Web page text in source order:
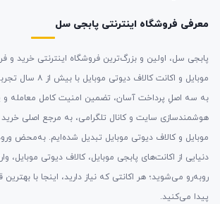
معرفی فروشگاه اینترنتی پابجی سل
پابجی سل، اولین و بزرگ‌ترین فروشگاه اینترنتی خرید و
موبایل و اکانت کالاف
به سه اصلِ پرداخت آسان، تضمین امنیت کامل معامله و
هوشمندسازی سایت و کانال تلگرامی، به مرجع اصلی
موبایل و کالاف دیوتی موبایل تبدیل شده‌ایم. به‌محض
دنیایی از اکانت‌های پابجی موبایل، کالاف دیوتی موبایل،
روبه‌رو می‌شوید؛ هر اکانتی که نیاز دارید، اینجا با
پیدا می‌کنید.